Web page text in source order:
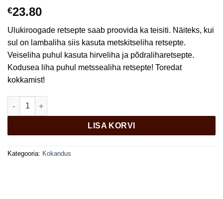
€23.80
Ulukiroogade retsepte saab proovida ka teisiti. Näiteks, kui
sul on lambaliha siis kasuta metskitseliha retsepte.
Veiseliha puhul kasuta hirveliha ja põdraliharetsepte.
Kodusea liha puhul metssealiha retsepte! Toredat
kokkamist!
Ulukiroad kogus
LISA KORVI
Kategooria: Kokandus